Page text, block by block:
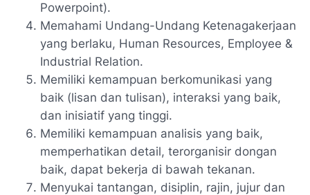
Powerpoint).
Memahami Undang-Undang Ketenagakerjaan
yang berlaku, Human Resources, Employee &
Industrial Relation.
Memiliki kemampuan berkomunikasi yang
baik (lisan dan tulisan), interaksi yang baik,
dan inisiatif yang tinggi.
Memiliki kemampuan analisis yang baik,
memperhatikan detail, terorganisir dongan
baik, dapat bekerja di bawah tekanan.
Menyukai tantangan, disiplin, rajin, jujur dan